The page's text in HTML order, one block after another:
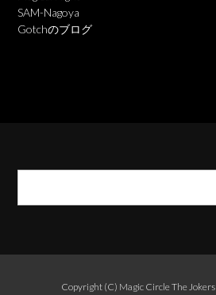
SAM-Nagoya
Gotchのブログ
Copyright (C) Magic Circle The Jokers